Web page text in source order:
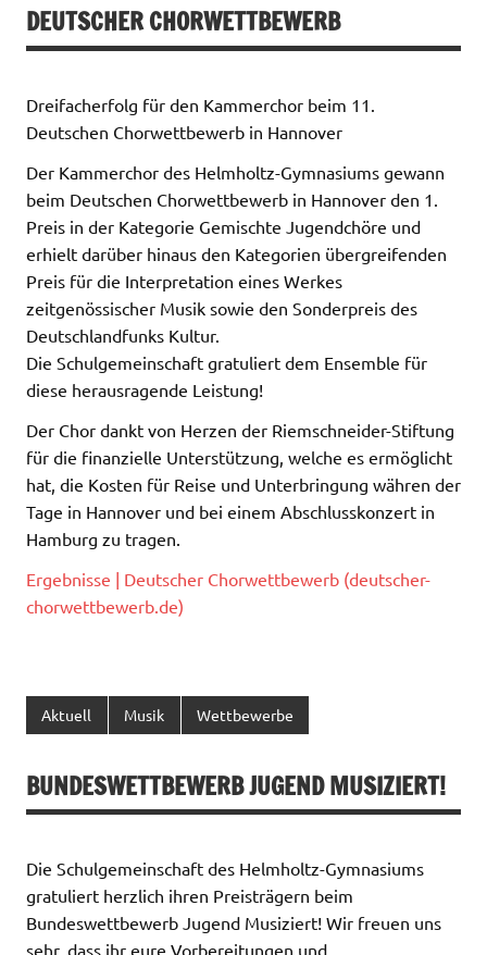
DEUTSCHER CHORWETTBEWERB
Dreifacherfolg für den Kammerchor beim 11.
Deutschen Chorwettbewerb in Hannover
Der Kammerchor des Helmholtz-Gymnasiums gewann
beim Deutschen Chorwettbewerb in Hannover den 1.
Preis in der Kategorie Gemischte Jugendchöre und
erhielt darüber hinaus den Kategorien übergreifenden
Preis für die Interpretation eines Werkes
zeitgenössischer Musik sowie den Sonderpreis des
Deutschlandfunks Kultur.
Die Schulgemeinschaft gratuliert dem Ensemble für
diese herausragende Leistung!
Der Chor dankt von Herzen der Riemschneider-Stiftung
für die finanzielle Unterstützung, welche es ermöglicht
hat, die Kosten für Reise und Unterbringung währen der
Tage in Hannover und bei einem Abschlusskonzert in
Hamburg zu tragen.
Ergebnisse | Deutscher Chorwettbewerb (deutscher-
chorwettbewerb.de)
Aktuell Musik Wettbewerbe
BUNDESWETTBEWERB JUGEND MUSIZIERT!
Die Schulgemeinschaft des Helmholtz-Gymnasiums
gratuliert herzlich ihren Preisträgern beim
Bundeswettbewerb Jugend Musiziert! Wir freuen uns
sehr, dass ihr eure Vorbereitungen und